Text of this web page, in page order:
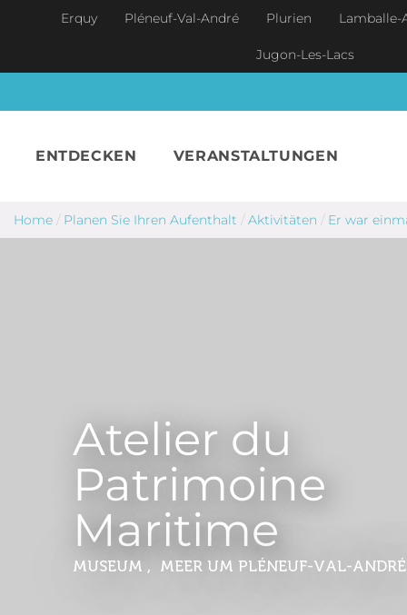
Skip to main content
Erquy Pléneuf-Val-André Plurien Lamballe-
Jugon-Les-Lacs
ENTDECKEN VERANSTALTUNGEN
Home / Planen Sie Ihren Aufenthalt / Aktivitäten / Er war
Atelier du
Patrimoine
Maritime
MUSEUM , MEER UM PLÉNEUF-VAL-ANDRÉ